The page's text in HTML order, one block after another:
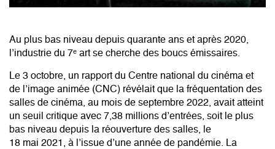
Au plus bas niveau depuis quarante ans et après 2020,
l’industrie du 7ᵉ art se cherche des boucs émissaires.
Le 3 octobre, un rapport du Centre national du cinéma et
de l’image animée (CNC) révélait que la fréquentation des
salles de cinéma, au mois de septembre 2022, avait atteint
un seuil critique avec 7,38 millions d’entrées, soit le plus
bas niveau depuis la réouverture des salles, le
18 mai 2021, à l’issue d’une année de pandémie. La